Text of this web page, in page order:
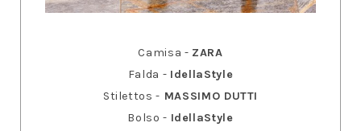
Camisa - ZARA
Falda - IdellaStyle
Stilettos - MASSIMO DUTTI
Bolso - IdellaStyle